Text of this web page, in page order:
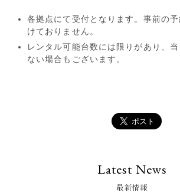
各拠点にて受付となります。事前の
けておりません。
レンタル可能台数には限りがあり、
ない場合もございます。
Latest News
最新情報